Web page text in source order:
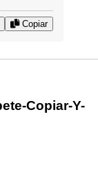
Copiar
Copiar-Y-